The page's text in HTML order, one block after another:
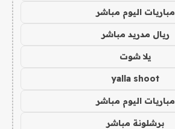
مباريات اليوم مباشر
ريال مدريد مباشر
يلا شوت
yalla shoot
مباريات اليوم مباشر
برشلونة مباشر